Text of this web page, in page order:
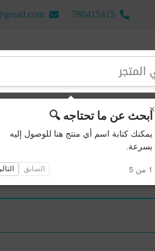
780415415
منتجات جديدة
×ابحث عن ما تحتاجه 🔍
يمكنك كتابة اسم أي منتج هنا للوصول إليه
بسرعة.
1 من 5 السابق